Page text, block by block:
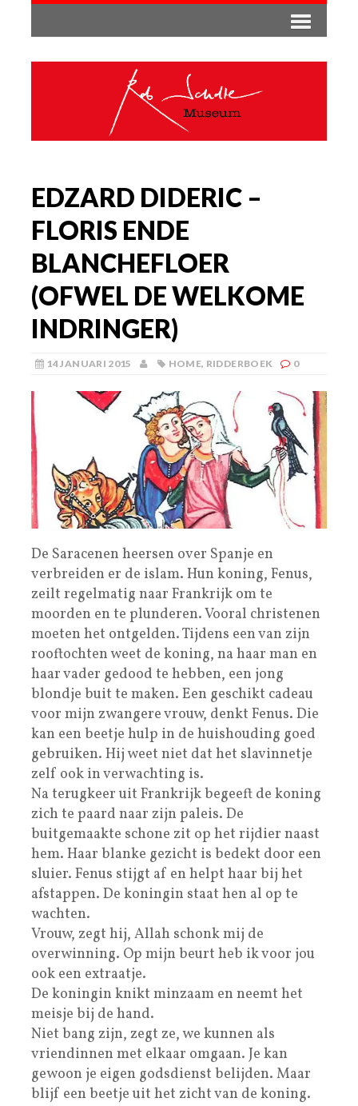
EDZARD DIDERIC –
FLORIS ENDE
BLANCHEFLOER
(OFWEL DE WELKOME
INDRINGER)
14 JANUARI 2015 HOME, RIDDERBOEK 0
De Saracenen heersen over Spanje en
verbreiden er de islam. Hun koning, Fenus,
zeilt regelmatig naar Frankrijk om te
moorden en te plunderen. Vooral christenen
moeten het ontgelden. Tijdens een van zijn
rooftochten weet de koning, na haar man en
haar vader gedood te hebben, een jong
blondje buit te maken. Een geschikt cadeau
voor mijn zwangere vrouw, denkt Fenus. Die
kan een beetje hulp in de huishouding goed
gebruiken. Hij weet niet dat het slavinnetje
zelf ook in verwachting is.
Na terugkeer uit Frankrijk begeeft de koning
zich te paard naar zijn paleis. De
buitgemaakte schone zit op het rijdier naast
hem. Haar blanke gezicht is bedekt door een
sluier. Fenus stijgt af en helpt haar bij het
afstappen. De koningin staat hen al op te
wachten.
Vrouw, zegt hij, Allah schonk mij de
overwinning. Op mijn beurt heb ik voor jou
ook een extraatje.
De koningin knikt minzaam en neemt het
meisje bij de hand.
Niet bang zijn, zegt ze, we kunnen als
vriendinnen met elkaar omgaan. Je kan
gewoon je eigen godsdienst belijden. Maar
blijf een beetje uit het zicht van de koning.